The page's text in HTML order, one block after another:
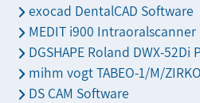
exocad DentalCAD Software
MEDIT i900 Intraoralscanner
DGSHAPE Roland DWX-52Di
mihm vogt TABEO-1/M/
DS CAM Software